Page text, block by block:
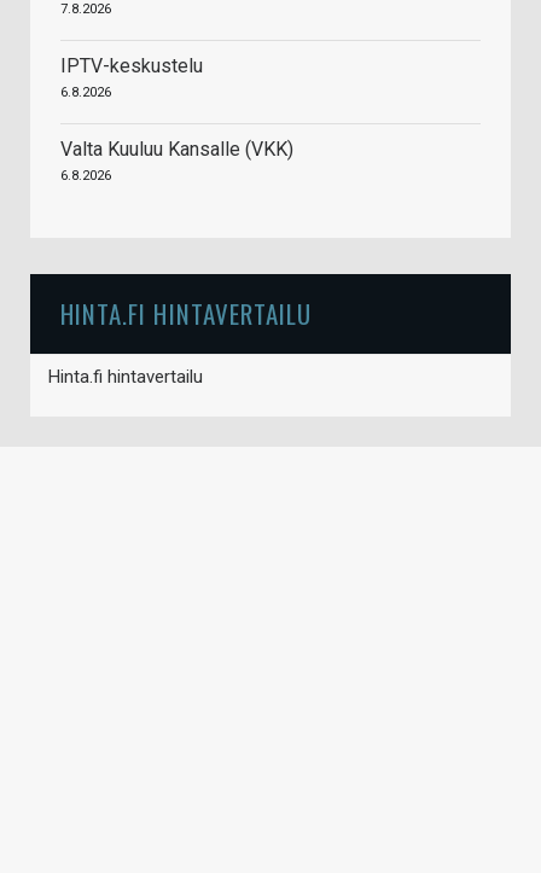
7.8.2026
IPTV-keskustelu
6.8.2026
Valta Kuuluu Kansalle (VKK)
6.8.2026
HINTA.FI HINTAVERTAILU
Hinta.fi hintavertailu